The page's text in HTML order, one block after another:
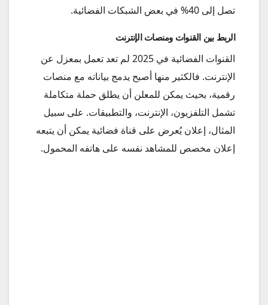
تصل إلى 40% في بعض الشبكات الفضائية.
الربط بين القنوات ومنصات الإنترنت
القنوات الفضائية في 2025 لم تعد تعمل بمعزل عن
الإنترنت. فالكثير منها أصبح يدمج بياناته مع منصات
رقمية، بحيث يمكن للمعلن أن يطلق حملة متكاملة
تشمل التلفزيون، الإنترنت، والتطبيقات. على سبيل
المثال، إعلان يُعرض على قناة فضائية يمكن أن يتبعه
إعلان مخصص للمشاهد نفسه على هاتفه المحمول.